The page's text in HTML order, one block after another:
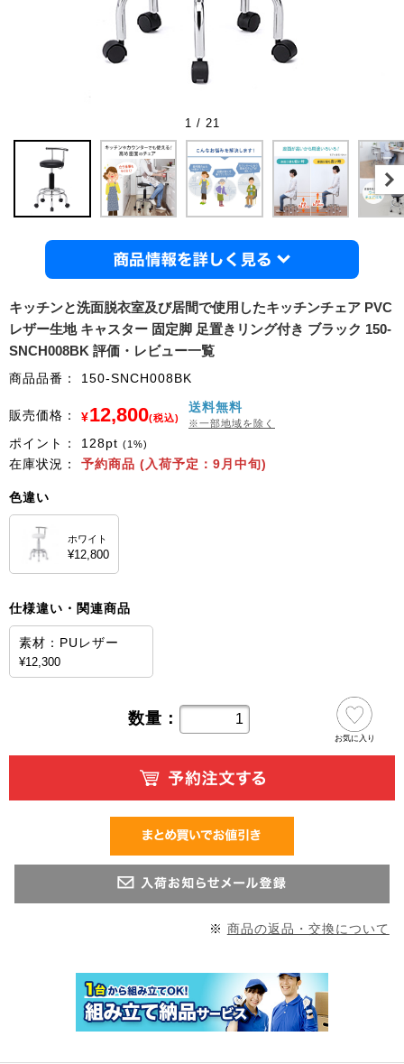
1 / 21
キッチンと洗面脱衣室及び居間で使用したキッチンチェア PVC
レザー生地 キャスター 固定脚 足置きリング付き ブラック 150-
SNCH008BK 評価・レビュー一覧
商品品番： 150-SNCH008BK
販売価格： ¥12,800(税込)
送料無料
※一部地域を除く
ポイント： 128pt (1%)
在庫状況： 予約商品 (入荷予定：9月中旬)
色違い
ホワイト
¥12,800
仕様違い・関連商品
素材：PUレザー
¥12,300
数量：
お気に入り
※ 商品の返品・交換について